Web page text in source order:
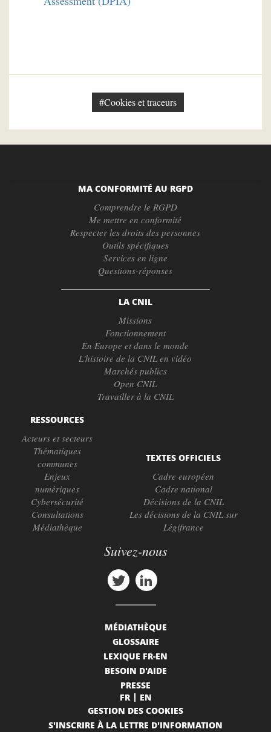
#Cookies et traceurs
MA CONFORMITÉ AU RGPD
Comprendre le RGPD
Me mettre en conformité
Respecter les droits des personnes
Outils spécifiques
Services en ligne
Questions-réponses
LA CNIL
Missions
Fonctionnement
En Europe et dans le monde
L'histoire de la CNIL en vidéo
Marchés publics
Open CNIL
Travailler à la CNIL
RESSOURCES
Acteurs et secteurs
Thématiques
communes
Enjeux
numériques
Cybersécurité
Consultations
Médiathèque
TEXTES OFFICIELS
Cadre européen
Cadre national
Décisions de la CNIL
Les décisions de la CNIL sur
Légifrance
Suivez-nous
MÉDIATHÈQUE
GLOSSAIRE
LEXIQUE FR-EN
BESOIN D'AIDE
PRESSE
FR
EN
GESTION DES COOKIES
S'INSCRIRE À LA LETTRE D'INFORMATION